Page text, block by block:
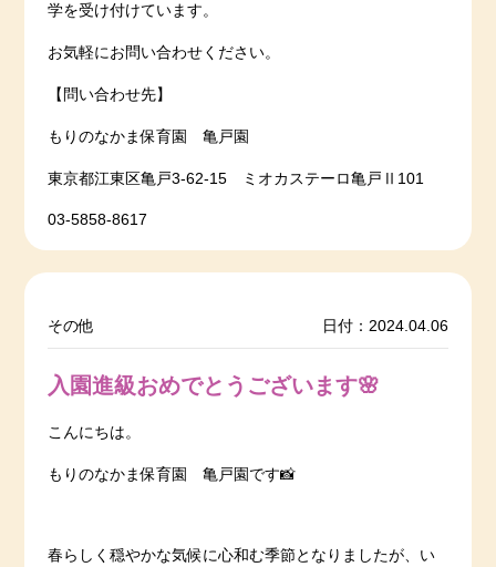
学を受け付けています。
お気軽にお問い合わせください。
【問い合わせ先】
もりのなかま保育園 亀戸園
東京都江東区亀戸3-62-15 ミオカステーロ亀戸Ⅱ101
03-5858-8617
その他 日付：2024.04.06
入園進級おめでとうございます🌸
こんにちは。
もりのなかま保育園 亀戸園です📸
春らしく穏やかな気候に心和む季節となりましたが、い